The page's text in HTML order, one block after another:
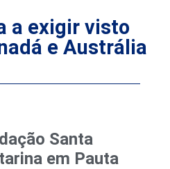
a exigir visto
e Austrália
Santa
em Pauta